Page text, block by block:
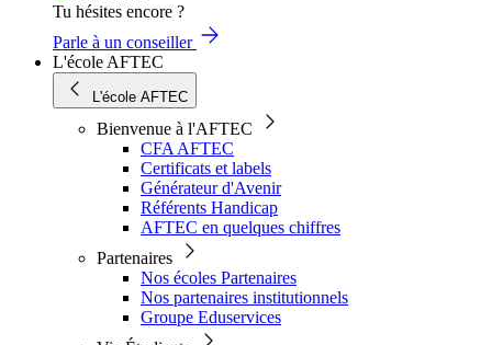
Tu hésites encore ?
Parle à un conseiller
L'école AFTEC
L'école AFTEC
Bienvenue à l'AFTEC
CFA AFTEC
Certificats et labels
Générateur d'Avenir
Référents Handicap
AFTEC en quelques chiffres
Partenaires
Nos écoles Partenaires
Nos partenaires institutionnels
Groupe Eduservices